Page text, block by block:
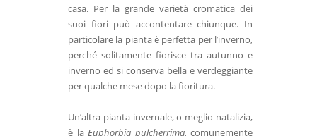
casa. Per la grande varietà cromatica dei
suoi fiori può accontentare chiunque. In
particolare la pianta è perfetta per l’inverno,
perché solitamente fiorisce tra autunno e
inverno ed si conserva bella e verdeggiante
per qualche mese dopo la fioritura.
Un’altra pianta invernale, o meglio natalizia,
è la Euphorbia pulcherrima, comunemente